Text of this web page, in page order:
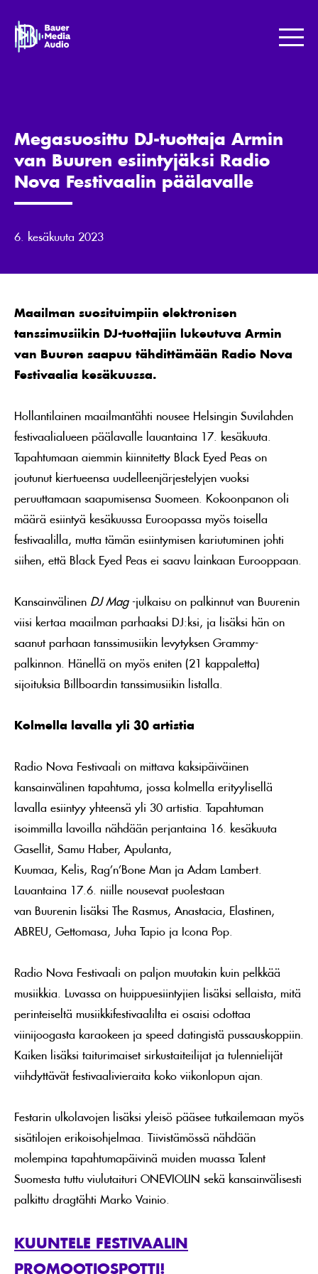
content
Bauer
Media
Megasuosittu DJ-tuottaja Armin
van Buuren esiintyjäksi Radio
Nova Festivaalin päälavalle
6. kesäkuuta 2023
Maailman suosituimpiin elektronisen
tanssimusiikin DJ-tuottajiin lukeutuva Armin
van Buuren saapuu tähdittämään Radio Nova
Festivaalia kesäkuussa.
Hollantilainen maailmantähti nousee Helsingin Suvilahden
festivaalialueen päälavalle lauantaina 17. kesäkuuta.
Tapahtumaan aiemmin kiinnitetty Black Eyed Peas on
joutunut kiertueensa uudelleenjärjestelyjen vuoksi
peruuttamaan saapumisensa Suomeen. Kokoonpanon oli
määrä esiintyä kesäkuussa Euroopassa myös toisella
festivaalilla, mutta tämän esiintymisen kariutuminen johti
siihen, että Black Eyed Peas ei saavu lainkaan Eurooppaan.
Kansainvälinen DJ Mag-julkaisu on palkinnut van Buurenin
viisi kertaa maailman parhaaksi DJ:ksi, ja lisäksi hän on
saanut parhaan tanssimusiikin levytyksen Grammy-
palkinnon. Hänellä on myös eniten (21 kappaletta)
sijoituksia Billboardin tanssimusiikin listalla.
Kolmella lavalla yli 30 artistia
Radio Nova Festivaali on mittava kaksipäiväinen
kansainvälinen tapahtuma, jossa kolmella erityylisellä
lavalla esiintyy yhteensä yli 30 artistia. Tapahtuman
isoimmilla lavoilla nähdään perjantaina 16. kesäkuuta
Gasellit, Samu Haber, Apulanta,
Kuumaa, Kelis, Rag’n’Bone Man ja Adam Lambert.
Lauantaina 17.6. niille nousevat puolestaan
van Buurenin lisäksi The Rasmus, Anastacia, Elastinen,
ABREU, Gettomasa, Juha Tapio ja Icona Pop.
Radio Nova Festivaali on paljon muutakin kuin pelkkää
musiikkia. Luvassa on huippuesiintyjien lisäksi sellaista, mitä
perinteiseltä musiikkifestivaalilta ei osaisi odottaa
viinijoogasta karaokeen ja speed datingistä pussauskoppiin.
Kaiken lisäksi taiturimaiset sirkustaiteilijat ja tulennielijät
viihdyttävät festivaalivieraita koko viikonlopun ajan.
Festarin ulkolavojen lisäksi yleisö pääsee tutkailemaan myös
sisätilojen erikoisohjelmaa. Tiivistämössä nähdään
molempina tapahtumapäivinä muiden muassa Talent
Suomesta tuttu viulutaituri ONEVIOLIN sekä kansainvälisesti
palkittu dragtähti Marko Vainio.
KUUNTELE FESTIVAALIN
PROMOOTIOSPOTTI!